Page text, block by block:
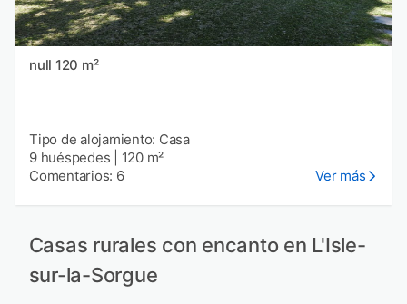
null 120 m²
Tipo de alojamiento: Casa
9 huéspedes
120 m²
Comentarios: 6
Ver más
Casas rurales con encanto en L'Isle-
sur-la-Sorgue